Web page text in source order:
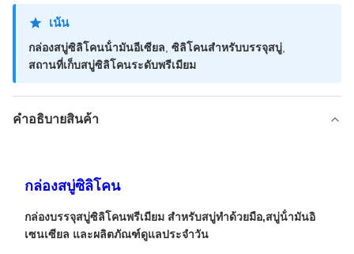
เน้น
กล่องสบู่ซิลิโคนน้ํามันอีเซียล ซิลิโคนสําหรับบรรจุสบู่
สถานที่เก็บสบู่ซิลิโคนระดับพรีเมียม
คําอธิบายสินค้า
กล่องสบู่ซิลิโคน
กล่องบรรจุสบู่ซิลิโคนพรีเมียม สําหรับสบู่ทําด้วยมือ,สบู่น้ํามันอิ
เซนเซียล และผลิตภัณฑ์ดูแลประจําวัน